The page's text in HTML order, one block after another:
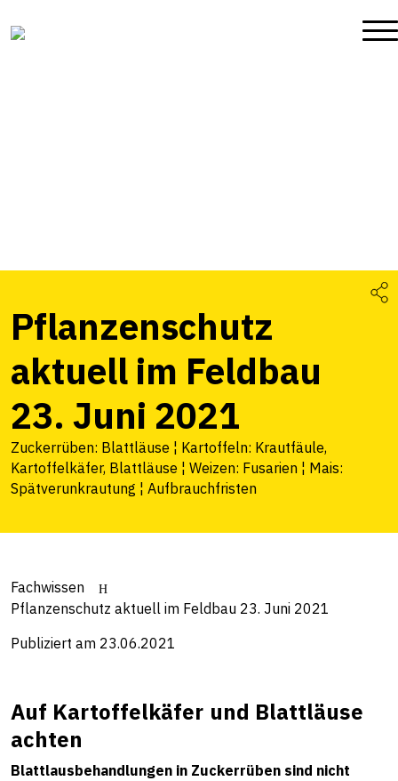
Pflanzenschutz
aktuell im Feldbau
23. Juni 2021
Zuckerrüben: Blattläuse ¦ Kartoffeln: Krautfäule,
Kartoffelkäfer, Blattläuse ¦ Weizen: Fusarien ¦ Mais:
Spätverunkrautung ¦ Aufbrauchfristen
Fachwissen
Pflanzenschutz aktuell im Feldbau 23. Juni 2021
Publiziert am 23.06.2021
Auf Kartoffelkäfer und Blattläuse
achten
Blattlausbehandlungen in Zuckerrüben sind nicht